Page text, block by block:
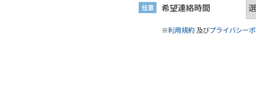
任意 希望連絡時間
※利用規約 及びプライバシー